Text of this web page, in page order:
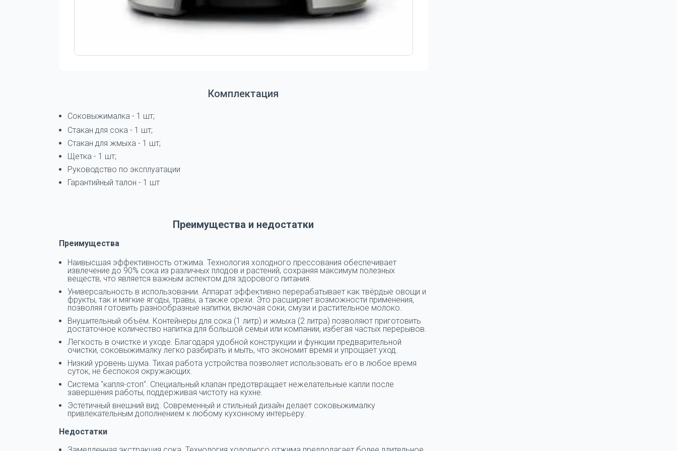
Комплектация
Соковыжималка - 1 шт;
Стакан для сока - 1 шт;
Стакан для жмыха - 1 шт;
Щетка - 1 шт;
Руководство по эксплуатации
Гарантийный талон - 1 шт
Преимущества и недостатки
Преимущества
Наивысшая эффективность отжима. Технология холодного прессования обеспечивает
извлечение до 90% сока из различных плодов и растений, сохраняя максимум полезных
веществ, что является важным аспектом для здорового питания.
Универсальность в использовании. Аппарат эффективно перерабатывает как твёрдые овощи и
фрукты, так и мягкие ягоды, травы, а также орехи. Это расширяет возможности применения,
позволяя готовить разнообразные напитки, включая соки, смузи и растительное молоко.
Внушительный объём. Контейнеры для сока (1 литр) и жмыха (2 литра) позволяют приготовить
достаточное количество напитка для большой семьи или компании, избегая частых перерывов.
Легкость в очистке и уходе. Благодаря удобной конструкции и функции предварительной
очистки, соковыжималку легко разбирать и мыть, что экономит время и упрощает уход.
Низкий уровень шума. Тихая работа устройства позволяет использовать его в любое время
суток, не беспокоя окружающих.
Система "капля-стоп". Специальный клапан предотвращает нежелательные капли после
завершения работы, поддерживая чистоту на кухне.
Эстетичный внешний вид. Современный и стильный дизайн делает соковыжималку
привлекательным дополнением к любому кухонному интерьеру.
Недостатки